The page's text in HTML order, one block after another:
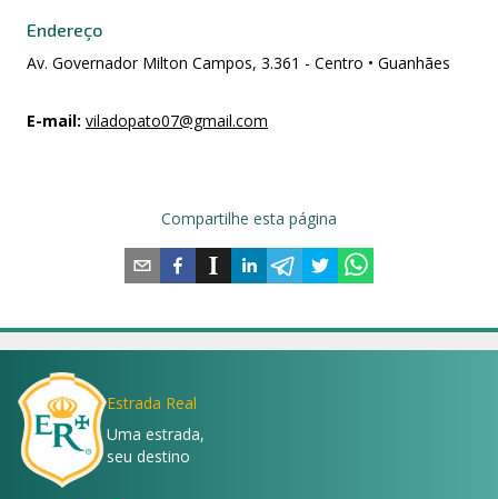
Endereço
Av. Governador Milton Campos, 3.361 - Centro • Guanhães
E-mail: viladopato07@gmail.com
Compartilhe esta página
Estrada Real
Uma estrada,
seu destino